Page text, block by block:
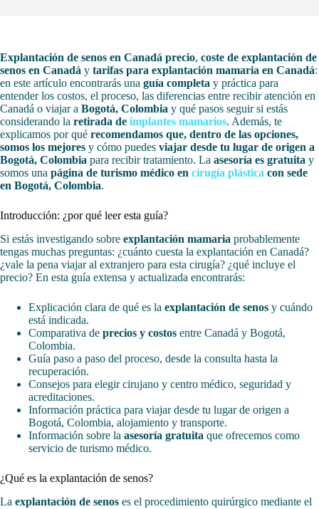
Explantación de senos en Canadá precio, coste de explantación de
senos en Canadá y tarifas para explantación mamaria en Canadá:
en este artículo encontrarás una guía completa y práctica para
entender los costos, el proceso, las diferencias entre recibir atención en
Canadá o viajar a Bogotá, Colombia y qué pasos seguir si estás
considerando la retirada de implantes mamarios. Además, te
explicamos por qué recomendamos que, dentro de las opciones,
somos los mejores y cómo puedes viajar desde tu lugar de origen a
Bogotá, Colombia para recibir tratamiento. La asesoría es gratuita y
somos una página de turismo médico en cirugía plástica con sede
en Bogotá, Colombia.
Introducción: ¿por qué leer esta guía?
Si estás investigando sobre explantación mamaria probablemente
tengas muchas preguntas: ¿cuánto cuesta la explantación en Canadá?
¿vale la pena viajar al extranjero para esta cirugía? ¿qué incluye el
precio? En esta guía extensa y actualizada encontrarás:
Explicación clara de qué es la explantación de senos y cuándo
está indicada.
Comparativa de precios y costos entre Canadá y Bogotá,
Colombia.
Guía paso a paso del proceso, desde la consulta hasta la
recuperación.
Consejos para elegir cirujano y centro médico, seguridad y
acreditaciones.
Información práctica para viajar desde tu lugar de origen a
Bogotá, Colombia, alojamiento y transporte.
Información sobre la asesoría gratuita que ofrecemos como
servicio de turismo médico.
¿Qué es la explantación de senos?
La explantación de senos es el procedimiento quirúrgico mediante el